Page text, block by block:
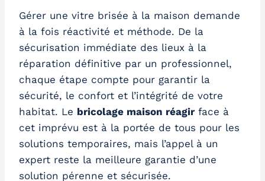
Gérer une vitre brisée à la maison demande
à la fois réactivité et méthode. De la
sécurisation immédiate des lieux à la
réparation définitive par un professionnel,
chaque étape compte pour garantir la
sécurité, le confort et l’intégrité de votre
habitat. Le bricolage maison réagir face à
cet imprévu est à la portée de tous pour les
solutions temporaires, mais l’appel à un
expert reste la meilleure garantie d’une
solution pérenne et sécurisée.